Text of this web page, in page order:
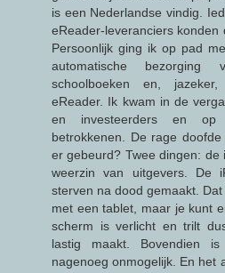
is een Nederlandse vindig.
eReader-leveranciers
Persoonlijk ging ik op pad
automatische bezorging
schoolboeken en,
eReader. Ik kwam in de
en investeerders en op
betrokkenen. De rage
er gebeurd? Twee dingen:
weerzin van uitgevers. De
sterven na dood gemaakt.
met een tablet, maar je kunt
scherm is verlicht en trilt
lastig maakt. Bovendien
nagenoeg onmogelijk. En het